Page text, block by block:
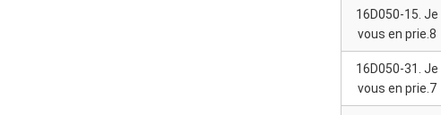
16D050-15. Je
vous en prie.8
16D050-31. Je
vous en prie.7